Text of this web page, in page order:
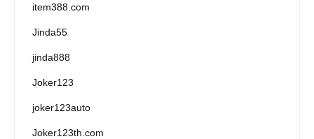
item388.com
Jinda55
jinda888
Joker123
joker123auto
Joker123th.com